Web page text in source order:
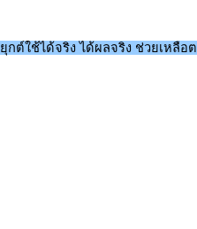
ใช้ได้จริง ได้ผลจริง ช่วยเหลือต